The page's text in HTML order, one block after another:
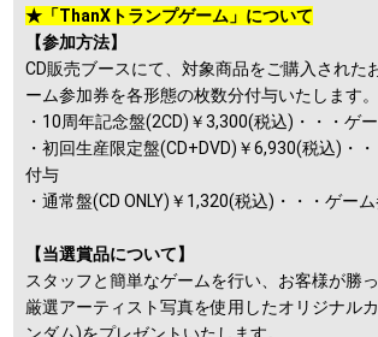
★「ThanXトランプゲーム」について
【参加方法】
CD販売ブースにて、対象商品をご購入された
ーム参加券を各形態の枚数分付与いたします。
・10周年記念盤(2CD)￥3,300(税込)・・・ゲ
・初回生産限定盤(CD+DVD)￥6,930(税込)・
付与
・通常盤(CD ONLY)￥1,320(税込)・・・ゲー
【当選賞品について】
スタッフと簡単なゲームを行い、お客様が勝
厳選アーティスト写真を使用したオリジナル
ンダム)をプレゼントいたします。